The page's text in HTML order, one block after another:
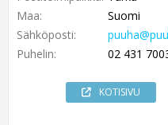
Maa:
Suomi
Sähköposti:
Puhelin:
02 431
KOTISIVU